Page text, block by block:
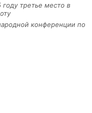
году третье место в
конференции по